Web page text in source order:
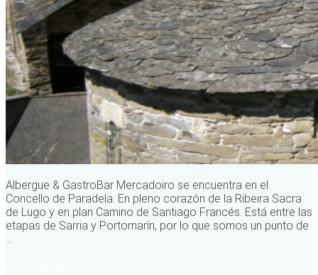
Albergue & GastroBar Mercadoiro se encuentra en el
Concello de Paradela. En pleno corazón de la Ribeira Sacra
de Lugo y en plan Camino de Santiago Francés. Está entre las
etapas de Sarria y Portomarín, por lo que somos un punto de
...